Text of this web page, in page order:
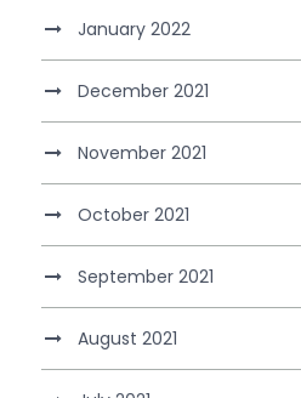
January 2022
December 2021
November 2021
October 2021
September 2021
August 2021